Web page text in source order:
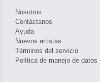
Nosotros
Contáctanos
Ayuda
Nuevos artistas
Términos del servicio
Política de manejo de datos